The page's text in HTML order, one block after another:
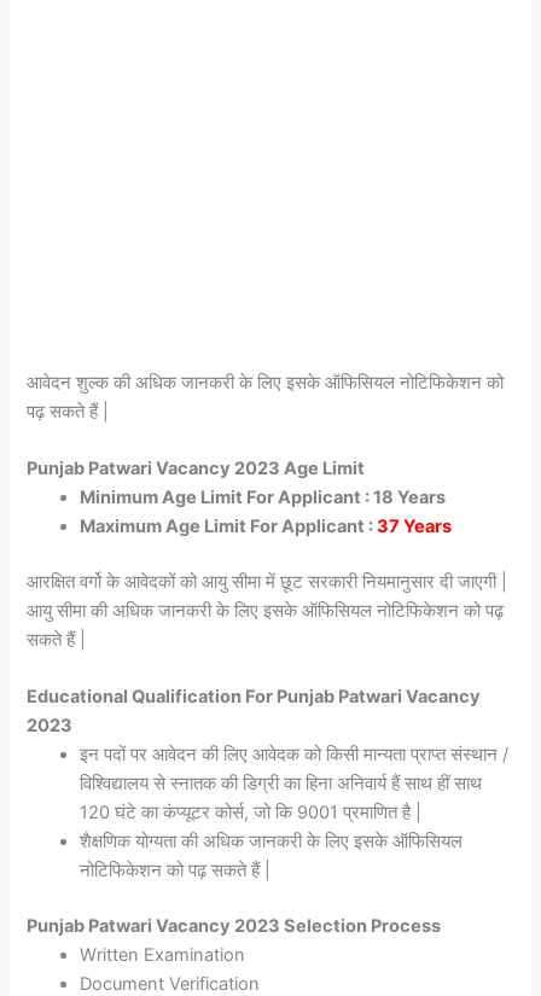
आवेदन शुल्क की अधिक जानकरी के लिए इसके ऑफिसियल नोटिफिकेशन को
पढ़ सकते हैं |
Punjab Patwari Vacancy 2023 Age Limit
Minimum Age Limit For Applicant : 18 Years
Maximum Age Limit For Applicant :37 Years
आरक्षित वर्गो के आवेदकों को आयु सीमा में छूट सरकारी नियमानुसार दी जाएगी |
आयु सीमा की अधिक जानकरी के लिए इसके ऑफिसियल नोटिफिकेशन को पढ़
सकते हैं |
Educational Qualification For Punjab Patwari Vacancy
2023
इन पदों पर आवेदन की लिए आवेदक को किसी मान्यता प्राप्त संस्थान /
विश्विद्यालय से स्नातक की डिग्री का हिना अनिवार्य हैं साथ हीं साथ
120 घंटे का कंप्यूटर कोर्स, जो कि 9001 प्रमाणित है |
शैक्षणिक योग्यता की अधिक जानकरी के लिए इसके ऑफिसियल
नोटिफिकेशन को पढ़ सकते हैं |
Punjab Patwari Vacancy 2023 Selection Process
Written Examination
Document Verification